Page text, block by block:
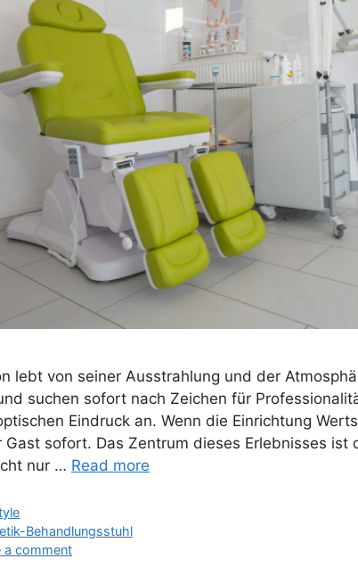
lebt von seiner Ausstrahlung und der
suchen sofort nach Zeichen für
Eindruck an. Wenn die Einrichtung
Gast sofort. Das Zentrum dieses Erlebnisses ist
nur … Read more
Behandlungsstuhl
a comment